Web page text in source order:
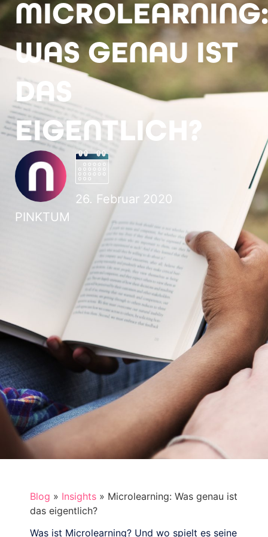
MICROLEARNING:
WAS GENAU IST
DAS
EIGENTLICH?
PINKTUM
26. Februar 2020
Blog » Insights » Microlearning: Was genau ist
das eigentlich?
Was ist Microlearning? Und wo spielt es seine